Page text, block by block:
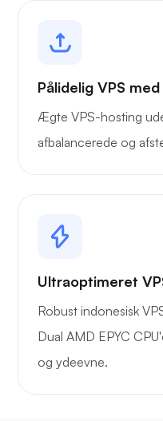
Pålidelig VPS
Ægte VPS-hosting
afbalancerede og
Ultraoptimeret
Robust indonesisk
Dual AMD EPYC
og ydeevne.